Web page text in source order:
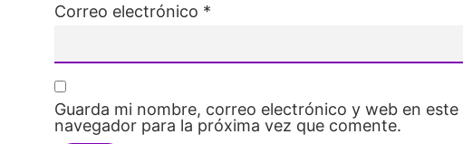
Correo electrónico *
Guarda mi nombre, correo electrónico y web en este
navegador para la próxima vez que comente.